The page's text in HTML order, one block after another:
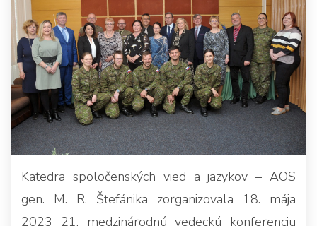
Katedra spoločenských vied a jazykov – AOS
gen. M. R. Štefánika zorganizovala 18. mája
2023 21. medzinárodnú vedeckú konferenciu